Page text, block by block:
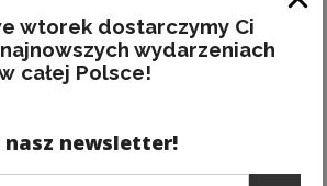
wtorek dostarczymy Ci
wydarzeniach
całej Polsce!
nasz newsletter!